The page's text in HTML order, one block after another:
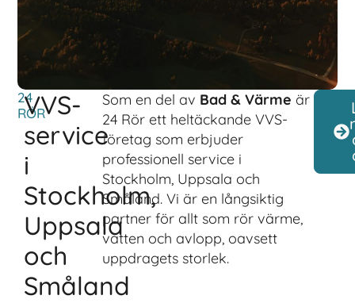
24
RÖR
VVS-
service
i
Stockholm,
Uppsala
och
Småland
Som en del av Bad & Värme är
24 Rör ett heltäckande VVS-
företag som erbjuder
professionell service i
Stockholm, Uppsala och
Småland. Vi är en långsiktig
partner för allt som rör värme,
vatten och avlopp, oavsett
uppdragets storlek.